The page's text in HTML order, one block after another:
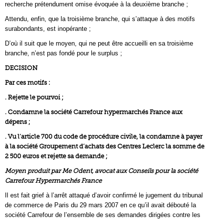
recherche prétendument omise évoquée à la deuxième branche ;
Attendu, enfin, que la troisième branche, qui s’attaque à des motifs
surabondants, est inopérante ;
D’où il suit que le moyen, qui ne peut être accueilli en sa troisième
branche, n’est pas fondé pour le surplus ;
DECISION
Par ces motifs :
. Rejette le pourvoi ;
. Condamne la société Carrefour hypermarchés France aux
dépens ;
. Vu l’article 700 du code de procédure civile, la condamne à payer
à la société Groupement d’achats des Centres Leclerc la somme de
2 500 euros et rejette sa demande ;
Moyen produit par Me Odent, avocat aux Conseils pour la société
Carrefour Hypermarchés France
Il est fait grief à l’arrêt attaqué d’avoir confirmé le jugement du tribunal
de commerce de Paris du 29 mars 2007 en ce qu’il avait débouté la
société Carrefour de l’ensemble de ses demandes dirigées contre les